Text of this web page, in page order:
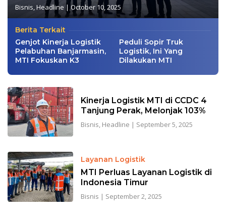
Bisnis,Headline |October 10, 2025
Berita Terkait
Genjot Kinerja Logistik
Pelabuhan Banjarmasin,
MTI Fokuskan K3
Peduli Sopir Truk
Logistik, Ini Yang
Dilakukan MTI
Kinerja Logistik MTI di CCDC 4
Tanjung Perak, Melonjak 103%
Bisnis, Headline | September 5, 2025
Layanan Logistik
MTI Perluas Layanan Logistik di
Indonesia Timur
Bisnis | September 2, 2025